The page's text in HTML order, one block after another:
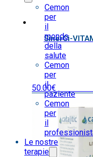
Cemon
per
il
mondo
della
salute
Cemon
per
il
paziente
Cemon
per
il
Le nostre
terapie
SinerCi-
50.00€